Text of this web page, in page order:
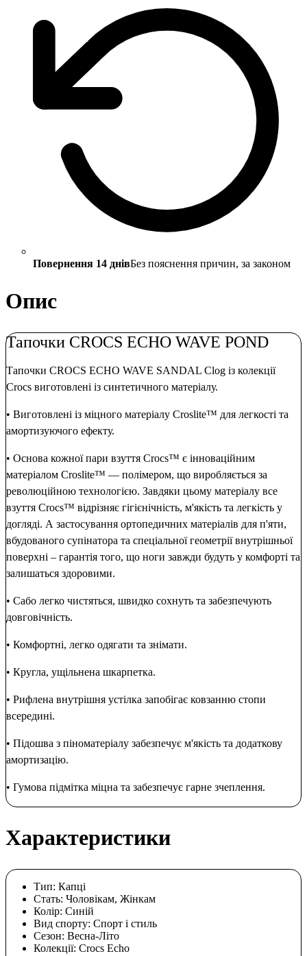
Повернення 14 днівБез пояснення причин, за законом
Опис
Тапочки CROCS ECHO WAVE POND
Тапочки CROCS ECHO WAVE SANDAL Clog із колекції
Crocs виготовлені із синтетичного матеріалу.
• Виготовлені із міцного матеріалу Croslite™ для легкості та
амортизуючого ефекту.
• Основа кожної пари взуття Crocs™ є інноваційним
матеріалом Croslite™ — полімером, що виробляється за
революційною технологією. Завдяки цьому матеріалу все
взуття Crocs™ відрізняє гігієнічність, м'якість та легкість у
догляді. А застосування ортопедичних матеріалів для п'яти,
вбудованого супінатора та спеціальної геометрії внутрішньої
поверхні – гарантія того, що ноги завжди будуть у комфорті та
залишаться здоровими.
• Сабо легко чистяться, швидко сохнуть та забезпечують
довговічність.
• Комфортні, легко одягати та знімати.
• Кругла, ущільнена шкарпетка.
• Рифлена внутрішня устілка запобігає ковзанню стопи
всередині.
• Підошва з піноматеріалу забезпечує м'якість та додаткову
амортизацію.
• Гумова підмітка міцна та забезпечує гарне зчеплення.
Характеристики
Тип: Капці
Стать: Чоловікам, Жінкам
Колір: Cиній
Вид спорту: Спорт і стиль
Сезон: Весна-Літо
Колекції: Crocs Echo